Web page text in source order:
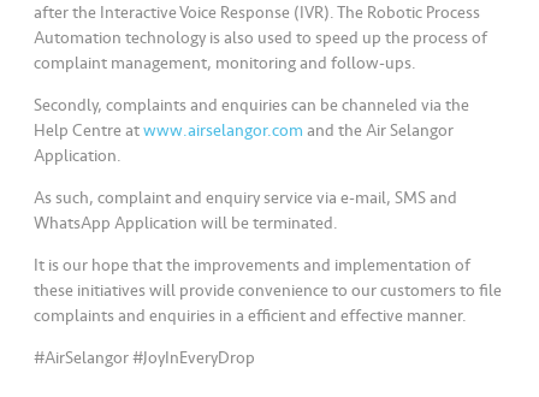
after the Interactive Voice Response (IVR). The Robotic Process
Automation technology is also used to speed up the process of
complaint management, monitoring and follow-ups.
Secondly, complaints and enquiries can be channeled via the
Help Centre atwww.airselangor.com and the Air Selangor
Application.
As such, complaint and enquiry service via e-mail, SMS and
WhatsApp Application will be terminated.
It is our hope that the improvements and implementation of
these initiatives will provide convenience to our customers to file
complaints and enquiries in a efficient and effective manner.
#AirSelangor #JoyInEveryDrop